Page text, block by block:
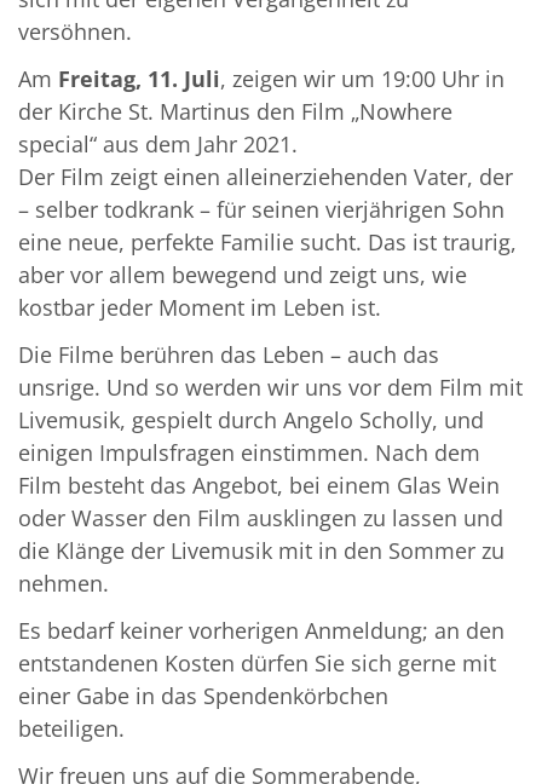
versöhnen.
Am Freitag, 11. Juli, zeigen wir um 19:00 Uhr in
der Kirche St. Martinus den Film „Nowhere
special“ aus dem Jahr 2021.
Der Film zeigt einen alleinerziehenden Vater, der
– selber todkrank – für seinen vierjährigen Sohn
eine neue, perfekte Familie sucht. Das ist traurig,
aber vor allem bewegend und zeigt uns, wie
kostbar jeder Moment im Leben ist.
Die Filme berühren das Leben – auch das
unsrige. Und so werden wir uns vor dem Film mit
Livemusik, gespielt durch Angelo Scholly, und
einigen Impulsfragen einstimmen. Nach dem
Film besteht das Angebot, bei einem Glas Wein
oder Wasser den Film ausklingen zu lassen und
die Klänge der Livemusik mit in den Sommer zu
nehmen.
Es bedarf keiner vorherigen Anmeldung; an den
entstandenen Kosten dürfen Sie sich gerne mit
einer Gabe in das Spendenkörbchen
beteiligen.
Wir freuen uns auf die Sommerabende,